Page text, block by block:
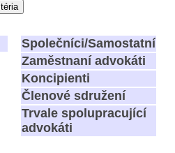
Společníci/Samostatní
Zaměstnaní advokáti
Koncipienti
Členové sdružení
Trvale spolupracující
advokáti